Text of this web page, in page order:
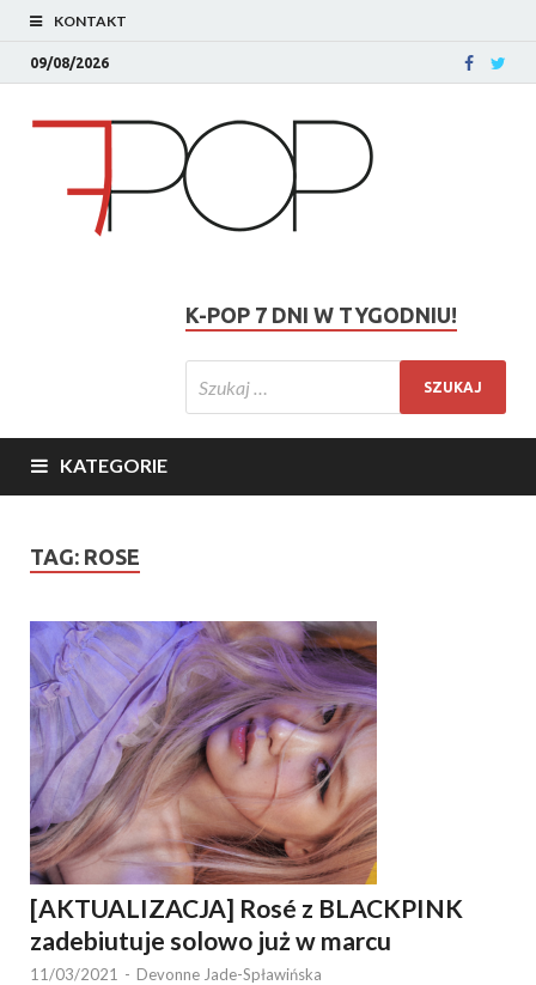
KONTAKT
09/08/2026
K-POP 7 DNI W TYGODNIU!
KATEGORIE
TAG: ROSE
[AKTUALIZACJA] Rosé z BLACKPINK
zadebiutuje solowo już w marcu
11/03/2021 - Devonne Jade-Spławińska